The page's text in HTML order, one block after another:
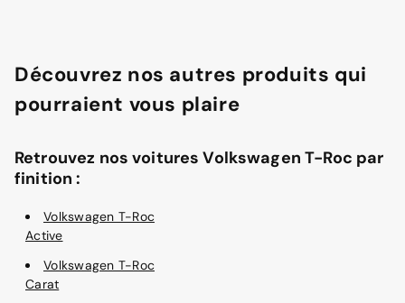
Découvrez nos autres produits qui
pourraient vous plaire
Retrouvez nos voitures Volkswagen T-Roc par
finition :
Volkswagen T-Roc
Active
Volkswagen T-Roc
Carat